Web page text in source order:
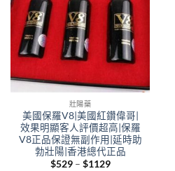
壯陽藥
美國保羅V8|美國紅鑽偉哥|
效果明顯客人評價超高|保羅
V8正品保證無副作用|延時助
勃壯陽|香港總代正品
$529 – $1129Price